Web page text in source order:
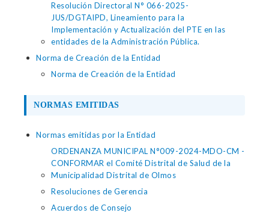
Resolución Directoral N° 066-2025-
JUS/DGTAIPD, Lineamiento para la
Implementación y Actualización del PTE en las
entidades de la Administración Pública.
Norma de Creación de la Entidad
Norma de Creación de la Entidad
NORMAS EMITIDAS
Normas emitidas por la Entidad
ORDENANZA MUNICIPAL N°009-2024-MDO-CM -
CONFORMAR el Comité Distrital de Salud de la
Municipalidad Distrital de Olmos
Resoluciones de Gerencia
Acuerdos de Consejo